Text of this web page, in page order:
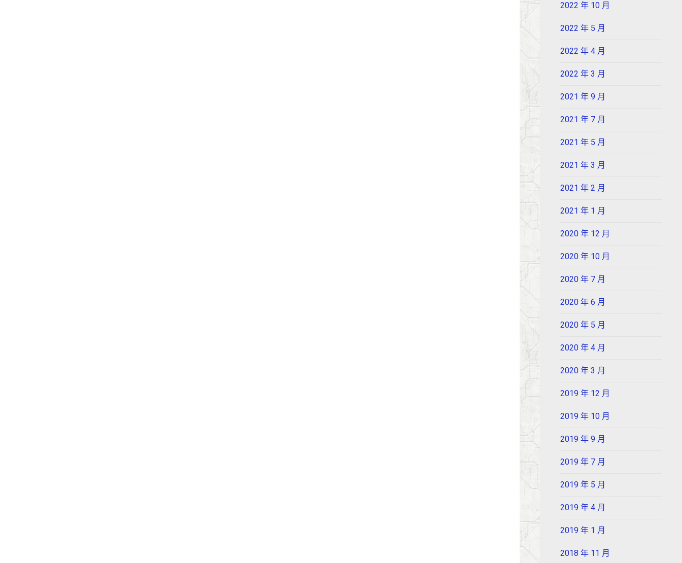
2022 年 10 月
2022 年 5 月
2022 年 4 月
2022 年 3 月
2021 年 9 月
2021 年 7 月
2021 年 5 月
2021 年 3 月
2021 年 2 月
2021 年 1 月
2020 年 12 月
2020 年 10 月
2020 年 7 月
2020 年 6 月
2020 年 5 月
2020 年 4 月
2020 年 3 月
2019 年 12 月
2019 年 10 月
2019 年 9 月
2019 年 7 月
2019 年 5 月
2019 年 4 月
2019 年 1 月
2018 年 11 月